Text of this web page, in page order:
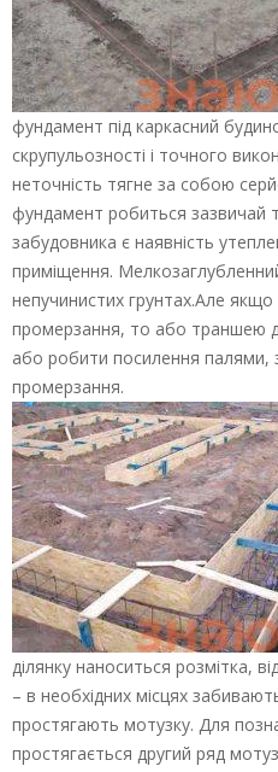
фундамент під каркасний
скрупульозності і точного
неточність тягне за собою
фундамент робиться зазвичай
забудовника є наявність
приміщення.
непучинистих грунтах.Але якщо
промерзання, то або траншею
або робити посилення палями,
промерзання.
ділянку наноситься розмітка,
– в необхідних місцях
простягають мотузку. Для
простягається другий ряд